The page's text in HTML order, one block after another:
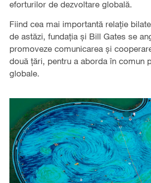
eforturilor de dezvoltare globală.
Fiind cea mai importantă relație
de astăzi, fundația și Bill Gates se
promoveze comunicarea și
două țări, pentru a aborda în comun
globale.